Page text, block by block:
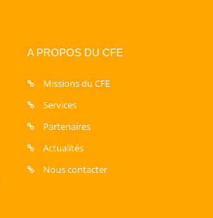
A PROPOS DU CFE
Missions du CFE
Services
Partenaires
Actualités
Nous contacter